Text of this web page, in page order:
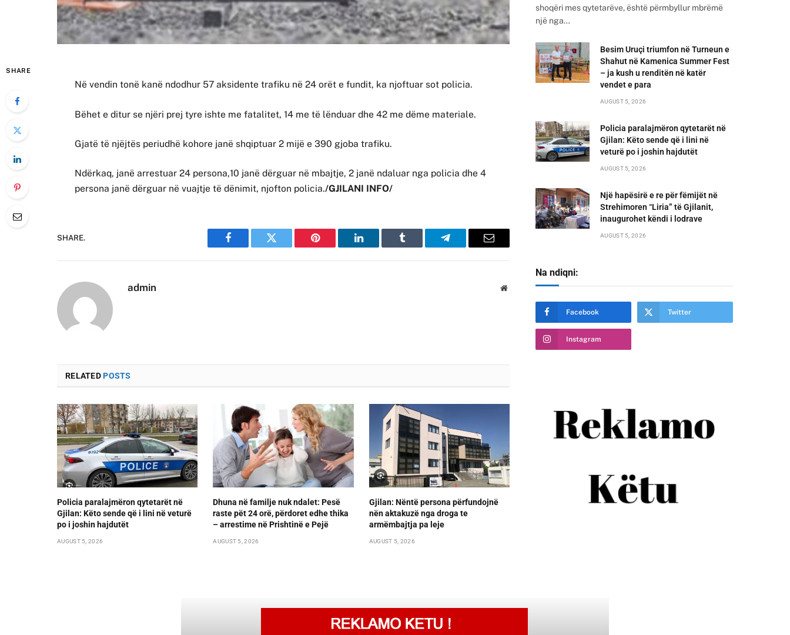
SHARE
Në vendin tonë kanë ndodhur 57 aksidente trafiku në 24 orët e fundit, ka njoftuar sot policia.
Bëhet e ditur se njëri prej tyre ishte me fatalitet, 14 me të lënduar dhe 42 me dëme materiale.
Gjatë të njëjtës periudhë kohore janë shqiptuar 2 mijë e 390 gjoba trafiku.
Ndërkaq, janë arrestuar 24 persona,10 janë dërguar në mbajtje, 2 janë ndaluar nga policia dhe 4
persona janë dërguar në vuajtje të dënimit, njofton policia./GJILANI INFO/
SHARE.
Facebook Twitter Pinterest LinkedIn Tumblr Telegram Email
admin Website
RELATEDPOSTS
Policia paralajmëron qytetarët në
Gjilan: Këto sende që i lini në veturë
po i joshin hajdutët
AUGUST 5, 2026
Dhuna në familje nuk ndalet: Pesë
raste pët 24 orë, përdoret edhe thika
– arrestime në Prishtinë e Pejë
AUGUST 5, 2026
Gjilan: Nëntë persona përfundojnë
nën aktakuzë nga droga te
armëmbajtja pa leje
AUGUST 5, 2026
shoqëri mes qytetarëve, është përmbyllur mbrëmë
një nga…
Besim Uruçi triumfon në Turneun e
Shahut në Kamenica Summer Fest
– ja kush u renditën në katër
vendet e para
AUGUST 5, 2026
Policia paralajmëron qytetarët në
Gjilan: Këto sende që i lini në
veturë po i joshin hajdutët
AUGUST 5, 2026
Një hapësirë e re për fëmijët në
Strehimoren “Liria” të Gjilanit,
inaugurohet këndi i lodrave
AUGUST 5, 2026
Na ndiqni:
Facebook Twitter
Instagram